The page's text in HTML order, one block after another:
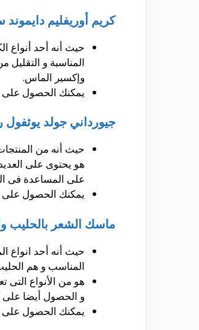
كريم أوريفليم دايموند
حيث أنه أحد
المناسبة و
وإكسير الماس.
يمكنك الحصول على
جيورداني جولد يوثفول
حيث أنه من
على المساعدة فى
يمكنك الحصول على
ماسك الشعر بالحليب
حيث أنه أحد انواع
المناسب و هم
هو من الأنواع التى
و الحصول أيضا على
يمكنك الحصول على